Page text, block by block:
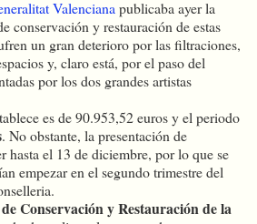
Valenciana publicaba ayer la
conservación y restauración de estas
un gran deterioro por las filtraciones,
y, claro está, por el paso del
por los dos grandes artistas
es de 90.953,52 euros y el periodo
. No obstante, la presentación de
hasta el 13 de diciembre, por lo que se
empezar en el segundo trimestre del
Conservación y Restauración de la